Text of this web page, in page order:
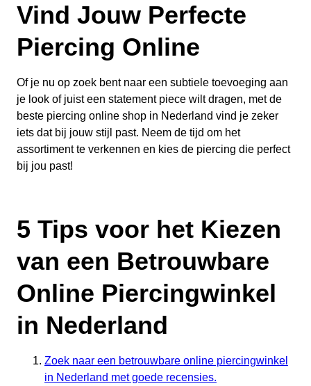
Vind Jouw Perfecte
Piercing Online
Of je nu op zoek bent naar een subtiele toevoeging aan
je look of juist een statement piece wilt dragen, met de
beste piercing online shop in Nederland vind je zeker
iets dat bij jouw stijl past. Neem de tijd om het
assortiment te verkennen en kies de piercing die perfect
bij jou past!
5 Tips voor het Kiezen
van een Betrouwbare
Online Piercingwinkel
in Nederland
Zoek naar een betrouwbare online piercingwinkel
in Nederland met goede recensies.